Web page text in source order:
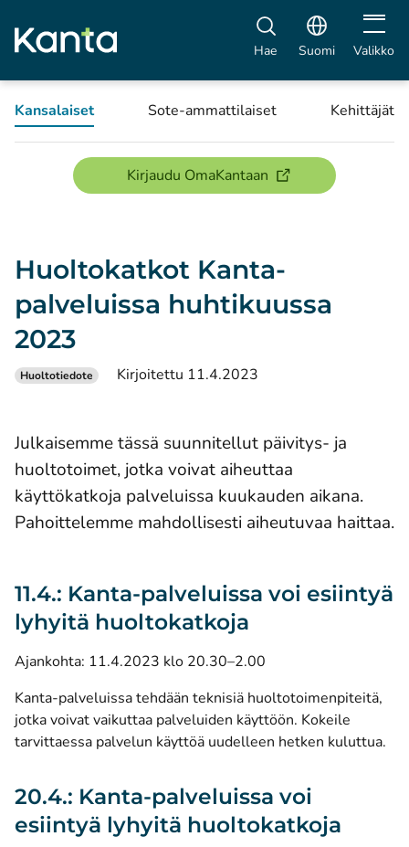
Hae Suomi Avaa
Valikko
Kansalaiset Sote-ammattilaiset Kehittäjät
Kirjaudu OmaKantaan(avautuu uuteen
Huoltokatkot Kanta-
palveluissa huhtikuussa
2023
Huoltotiedote Kirjoitettu 11.4.2023
Julkaisemme tässä suunnitellut päivitys- ja
huoltotoimet, jotka voivat aiheuttaa
käyttökatkoja palveluissa kuukauden aikana.
Pahoittelemme mahdollisesti aiheutuvaa haittaa.
11.4.: Kanta-palveluissa voi esiintyä
lyhyitä huoltokatkoja
Ajankohta: 11.4.2023 klo 20.30–2.00
Kanta-palveluissa tehdään teknisiä huoltotoimenpiteitä,
jotka voivat vaikuttaa palveluiden käyttöön. Kokeile
tarvittaessa palvelun käyttöä uudelleen hetken kuluttua.
20.4.: Kanta-palveluissa voi
esiintyä lyhyitä huoltokatkoja